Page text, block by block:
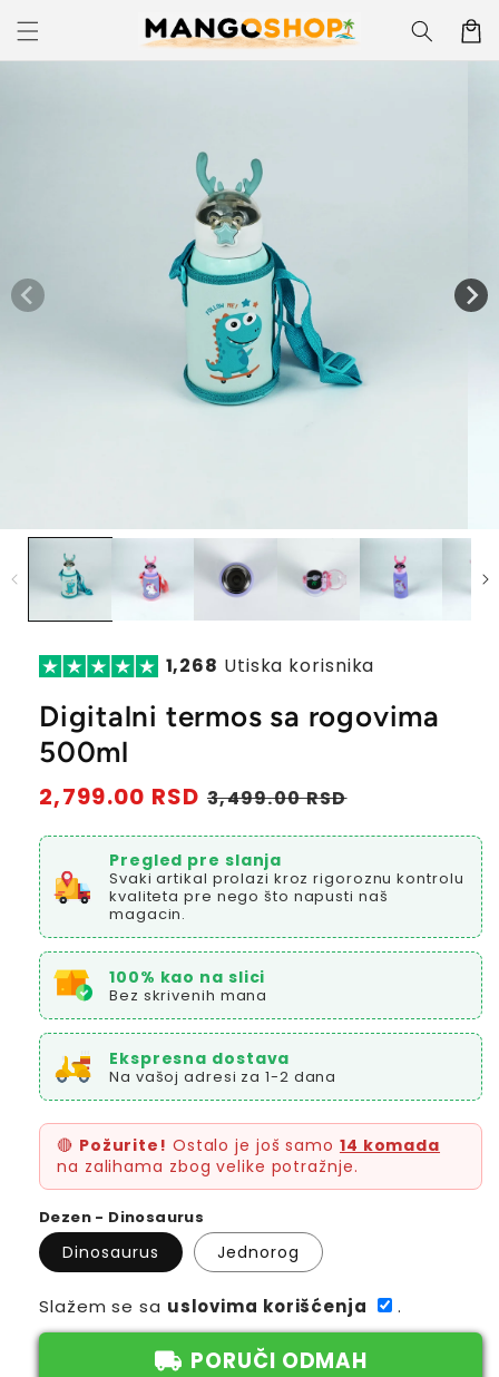
Skip to
content
Korpa
Skip to
1,268 Utiska korisnika
Digitalni termos sa rogovima
500ml
Redovna
cena
2,799.00 RSD Prodajna
cena
3,499.00 RSD
Pregled pre slanja
Svaki artikal prolazi kroz rigoroznu kontrolu
kvaliteta pre nego što napusti naš
magacin.
100% kao na slici
Bez skrivenih mana
Ekspresna dostava
Na vašoj adresi za 1-2 dana
🔴 Požurite! Ostalo je još samo 14 komada
na zalihama zbog velike potražnje.
Dezen - Dinosaurus
Dinosaurus Jednorog
Slažem se sa uslovima korišćenja .
PORUČI ODMAH